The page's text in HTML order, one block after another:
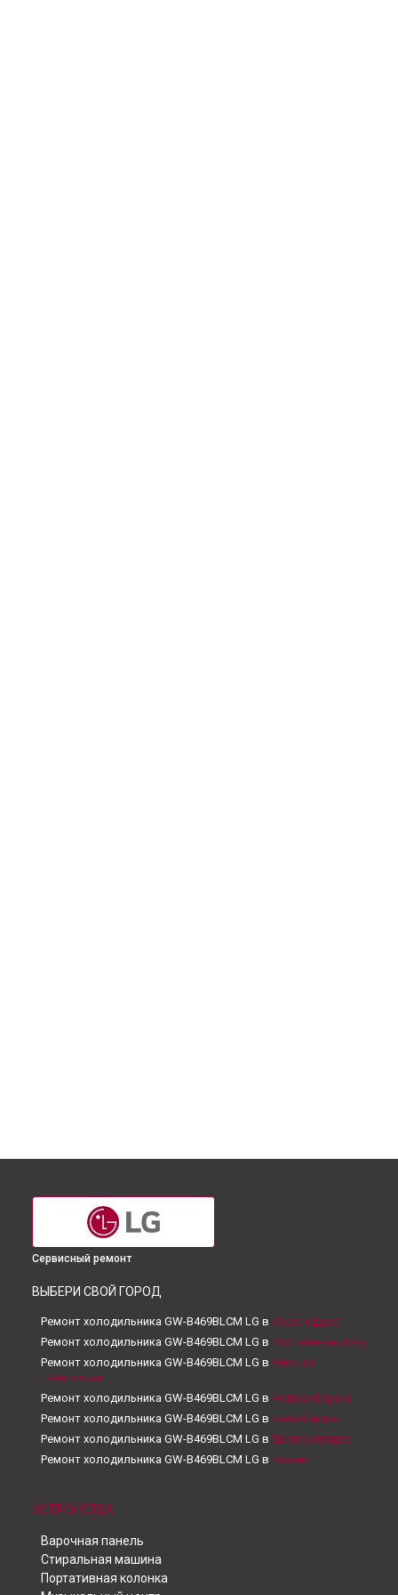
Сервисный ремонт
ВЫБЕРИ СВОЙ ГОРОД
Ремонт холодильника GW-B469BLCM LG в Краснодаре
Ремонт холодильника GW-B469BLCM LG в Ростове-на-Дону
Ремонт холодильника GW-B469BLCM LG в Нижнем
Новгороде
Ремонт холодильника GW-B469BLCM LG в Новосибирске
Ремонт холодильника GW-B469BLCM LG в Челябинске
Ремонт холодильника GW-B469BLCM LG в Екатеринбурге
Ремонт холодильника GW-B469BLCM LG в Казани
Ремонт холодильника GW-B469BLCM LG в
Ремонт холодильника GW-B469BLCM LG в
Ремонт холодильника GW-B469BLCM LG в
Ремонт холодильника GW-B469BLCM LG в
УСТРОЙСТВА
Варочная панель
Стиральная машина
Портативная колонка